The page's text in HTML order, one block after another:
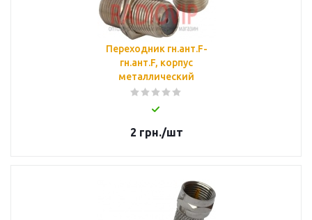
Переходник гн.ант.F-
гн.ант.F, корпус
металлический
2 грн./шт